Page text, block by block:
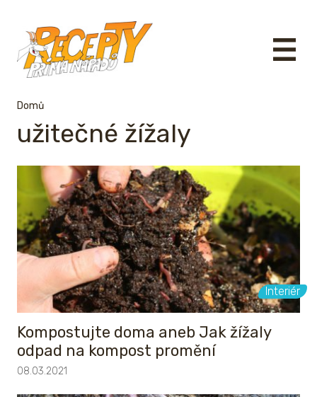
Domů
užitečné žížaly
Interiér
Kompostujte doma aneb Jak žížaly
odpad na kompost promění
08.03.2021